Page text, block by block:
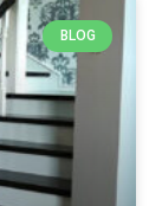
BLOG